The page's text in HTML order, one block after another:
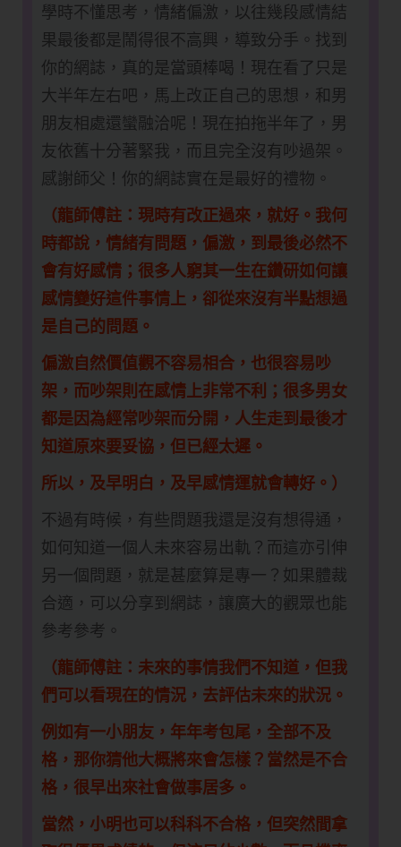
學時不懂思考，情緒偏激，以往幾段感情結
果最後都是鬧得很不高興，導致分手。找到
你的網誌，真的是當頭棒喝！現在看了只是
大半年左右吧，馬上改正自己的思想，和男
朋友相處還蠻融洽呢！現在拍拖半年了，男
友依舊十分著緊我，而且完全沒有吵過架。
感謝師父！你的網誌實在是最好的禮物。
（龍師傅註：現時有改正過來，就好。我何
時都說，情緒有問題，偏激，到最後必然不
會有好感情；很多人窮其一生在鑽研如何讓
感情變好這件事情上，卻從來沒有半點想過
是自己的問題。
偏激自然價值觀不容易相合，也很容易吵
架，而吵架則在感情上非常不利；很多男女
都是因為經常吵架而分開，人生走到最後才
知道原來要妥協，但已經太遲。
所以，及早明白，及早感情運就會轉好。）
不過有時候，有些問題我還是沒有想得通，
如何知道一個人未來容易出軌？而這亦引伸
另一個問題，就是甚麼算是專一？如果體裁
合適，可以分享到網誌，讓廣大的觀眾也能
參考參考。
（龍師傅註：未來的事情我們不知道，但我
們可以看現在的情況，去評估未來的狀況。
例如有一小朋友，年年考包尾，全部不及
格，那你猜他大概將來會怎樣？當然是不合
格，很早出來社會做事居多。
當然，小明也可以科科不合格，但突然間拿